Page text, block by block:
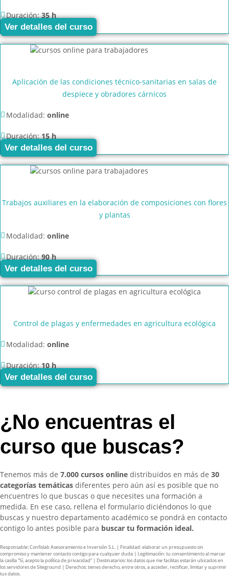
Duración:35 h
Ver detalles del curso
Aplicación de las condiciones técnico-sanitarias en salas de
despiece y obradores cárnicos
Modalidad: online
Duración:15 h
Ver detalles del curso
Trabajos auxiliares en la elaboración de composiciones con flores
y plantas
Modalidad: online
Duración:90 h
Ver detalles del curso
Control de plagas y enfermedades en agricultura ecológica
Modalidad: online
Duración:10 h
Ver detalles del curso
¿No encuentras el
curso que buscas?
Tenemos más de 7.000 cursos online distribuidos en más de 30
categorías temáticas diferentes pero aún así es posible que no
encuentres lo que buscas o que necesites una formación a
medida. En ese caso, rellena el formulario diciéndonos lo que
buscas y nuestro departamento académico se pondrá en contacto
contigo lo antes posible para buscar tu formación ideal.
Responsable: Confislab Asesoramiento e Inversión S.L. | Finalidad: elaborar un presupuesto sin
compromiso y mantener contacto contigo para cualquier duda | Legitimación: tu consentimiento al marcar
la casilla “Sí, acepto la política de privacidad” | Destinatarios: los datos que me facilitas estarán ubicados en
los servidores de Siteground | Derechos: tienes derecho, entre otros, a acceder, rectificar, limitar y suprimir
tus datos.